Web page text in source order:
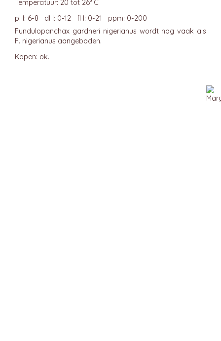
Temperatuur: 20 tot 26° C
pH: 6-8 dH: 0-12 fH: 0-21 ppm: 0-200
Fundulopanchax gardneri nigerianus wordt nog vaak als
F. nigerianus aangeboden.
Kopen: ok.